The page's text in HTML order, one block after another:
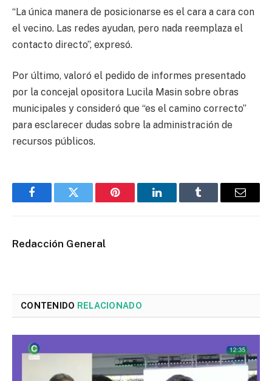
“La única manera de posicionarse es el cara a cara con
el vecino. Las redes ayudan, pero nada reemplaza el
contacto directo”, expresó.
Por último, valoró el pedido de informes presentado
por la concejal opositora Lucila Masin sobre obras
municipales y consideró que “es el camino correcto”
para esclarecer dudas sobre la administración de
recursos públicos.
FacebookTwitter Pinterest LinkedInTumblr Email
Redacción General
CONTENIDO RELACIONADO